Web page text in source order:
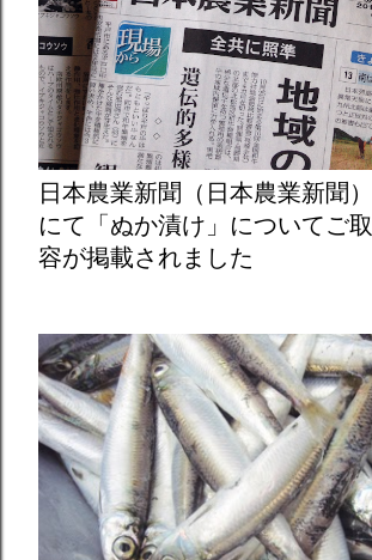
日本農業新聞（日本農業新聞
にて「ぬか漬け」についてご
容が掲載されました